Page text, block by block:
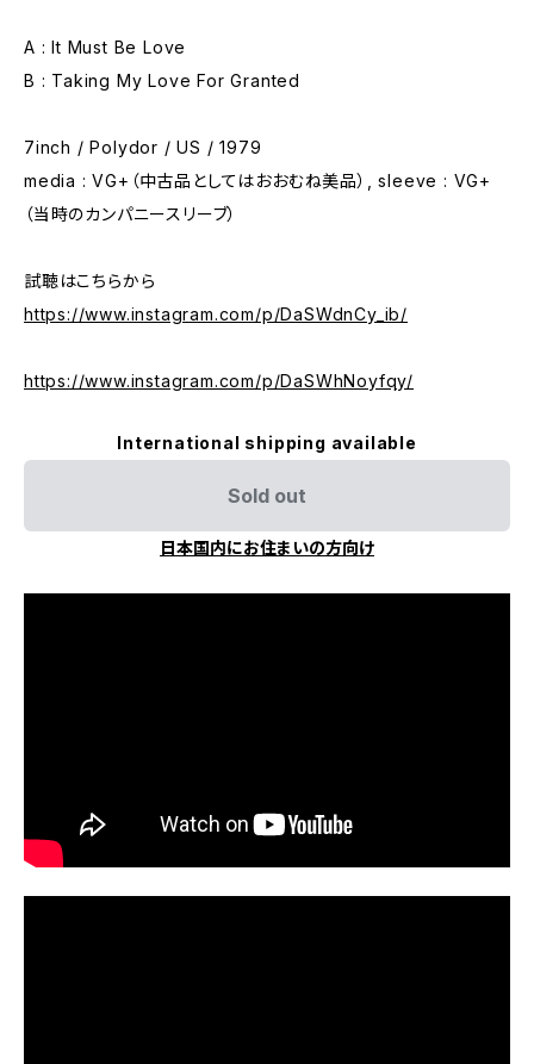
A : It Must Be Love
B : Taking My Love For Granted
7inch / Polydor / US / 1979
media : VG+（中古品としてはおおむね美品）, sleeve : VG+
（当時のカンパニースリーブ）
試聴はこちらから
https://www.instagram.com/p/DaSWdnCy_ib/
https://www.instagram.com/p/DaSWhNoyfqy/
International shipping available
Sold out
日本国内にお住まいの方向け